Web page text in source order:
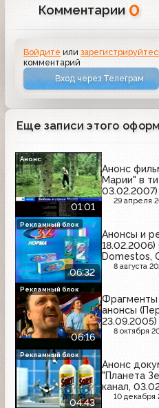
Комментарии 0
Войдите или
комментарий
Вход через Телеграм
Еще записи этого
01:01
Анонс
Марии" в
03.02.2007)
29 апреля
Анонс
06:32
Анонсы и
18.02.2006)
Domestos,
Kinder,
Кальций
8 августа
Рекламный блок
06:16
Фрагменты
анонсы
23.09.2005)
8 октября
Рекламный блок
04:43
Анонс
"Планета
канал,
Gold, Sorti,
10 декабря
Рекламный блок